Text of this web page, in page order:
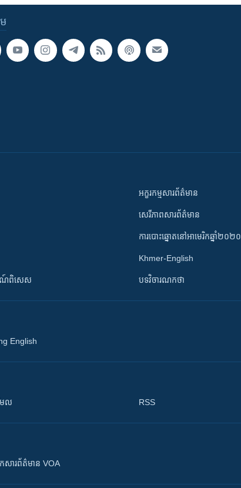
រណ៍ពិសេស
អក្ខរកម្មសារព័ត៌មាន
សេរីភាពសារព័ត៌មាន
ការបោះឆ្នោតនៅអាមេរិកឆ្នាំ២០២០
Khmer-English
បទវិចារណកថា
English
ែល RSS
ារព័ត៌មាន VOA